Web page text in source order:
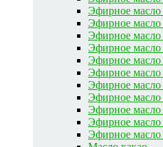
Эфирное масло
Эфирное
Эфирное масло
Эфирное масло
Эфирное масло
Эфирное
Эфирное масло
Эфирное
Эфирное масло
Эфирное
Эфирное масло